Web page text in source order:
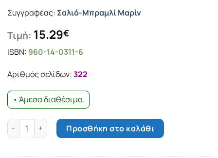
Συγγραφέας: Σαλιό-Μπραμλί Μαρίν
Τιμή: 15.29€
ISBN: 960-14-0311-6
Αριθμός σελίδων:322
• Άμεσα διαθέσιμο.
Ο δήμιος του Σεν-Πιερ ποσότητα
Προσθήκη στο καλάθι